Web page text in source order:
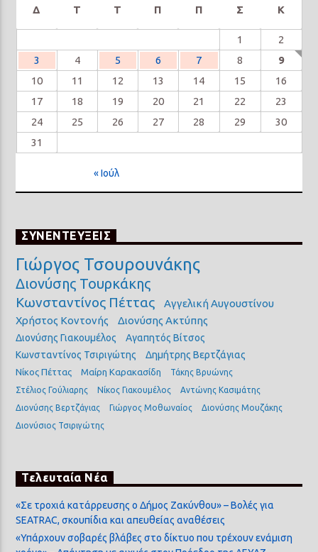
Δ Τ Τ Π Π Σ Κ
1
2
3
4 5 6 7 8
9
10
11 12 13 14 15
16
17
18 19 20 21 22
23
24
25 26 27 28 29
30
31
« Ιούλ
ΣΥΝΕΝΤΕΥΞΕΙΣ
Γιώργος Τσουρουνάκης
Διονύσης Τουρκάκης
Κωνσταντίνος Πέττας
Αγγελική Αυγουστίνου
Χρήστος Κοντονής
Διονύσης Ακτύπης
Διονύσης Γιακουμέλος
Αγαπητός Βίτσος
Κωνσταντίνος Τσιριγώτης
Δημήτρης Βερτζάγιας
Νίκος Πέττας Μαίρη Καρακασίδη
Τάκης Βρυώνης
Στέλιος Γούλιαρης
Νίκος Γιακουμέλος
Αντώνης Κασιμάτης
Διονύσης Βερτζάγιας
Γιώργος Μοθωναίος
Διονύσης Μουζάκης
Διονύσιος Τσιριγώτης
Τελευταία Νέα
«Σε τροχιά κατάρρευσης ο Δήμος Ζακύνθου» – Βολές για
SEATRAC, σκουπίδια και απευθείας αναθέσεις
«Υπάρχουν σοβαρές βλάβες στο δίκτυο που τρέχουν ενάμιση